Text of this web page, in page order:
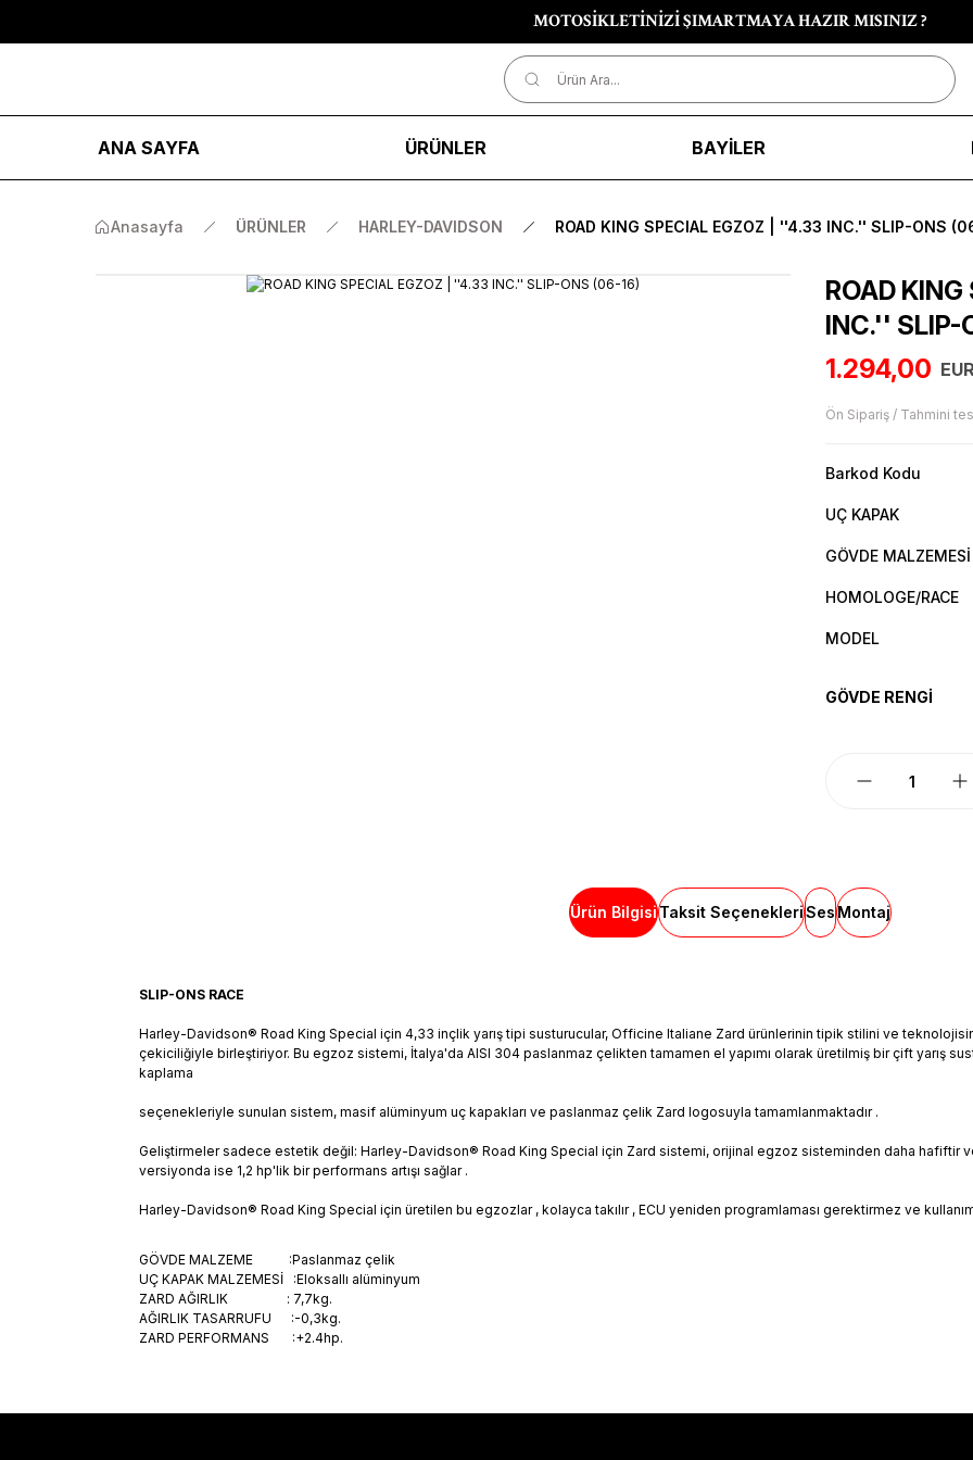
MOTOSİKLETİNİZİ ŞIMARTMAYA HAZIR MISINIZ ?
ANA SAYFA ÜRÜNLER BAYİLER
Anasayfa ÜRÜNLER HARLEY-DAVIDSON ROAD KING SPECIAL EGZOZ | ''4.33 INC.'' SLIP-ONS
ROAD
INC.'' SLIP-
1.294,00
Ön Sipariş / Tahmini
Barkod Kodu
UÇ KAPAK
GÖVDE MALZEMESİ
HOMOLOGE/RACE
MODEL
GÖVDE RENGİ
Ürün BilgisiTaksit SeçenekleriSesMontaj
SLIP-ONS RACE
Harley-Davidson® Road King Special için 4,33 inçlik yarış tipi susturucular, Officine Italiane Zard ürünlerinin tipik stilini ve
çekiciliğiyle birleştiriyor. Bu egzoz sistemi, İtalya'da AISI 304 paslanmaz çelikten tamamen el yapımı olarak üretilmiş bir çift yarış
kaplama
seçenekleriyle sunulan sistem, masif alüminyum uç kapakları ve paslanmaz çelik Zard logosuyla tamamlanmaktadır .
Geliştirmeler sadece estetik değil: Harley-Davidson® Road King Special için Zard sistemi, orijinal egzoz sisteminden daha hafiftir
versiyonda ise 1,2 hp'lik bir performans artışı sağlar .
Harley-Davidson® Road King Special için üretilen bu egzozlar , kolayca takılır , ECU yeniden programlaması gerektirmez ve
GÖVDE MALZEME :Paslanmaz çelik
UÇ KAPAK MALZEMESİ :Eloksallı alüminyum
ZARD AĞIRLIK : 7,7kg.
AĞIRLIK TASARRUFU :-0,3kg.
ZARD PERFORMANS :+2.4hp.